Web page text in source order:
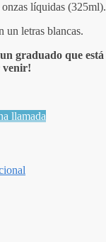
líquidas (325ml).
un letras blancas.
graduado que está
venir!
llamada